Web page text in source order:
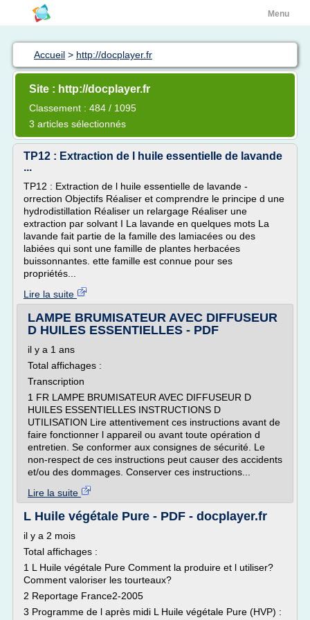
Menu
Accueil > http://docplayer.fr
Site : http://docplayer.fr
Classement : 484 / 1095
3 articles sélectionnés
TP12 : Extraction de l huile essentielle de lavande
...
TP12 : Extraction de l huile essentielle de lavande -
orrection Objectifs Réaliser et comprendre le principe d une
hydrodistillation Réaliser un relargage Réaliser une
extraction par solvant I La lavande en quelques mots La
lavande fait partie de la famille des lamiacées ou des
labiées qui sont une famille de plantes herbacées
buissonnantes. ette famille est connue pour ses
propriétés...
Lire la suite
LAMPE BRUMISATEUR AVEC DIFFUSEUR
D HUILES ESSENTIELLES - PDF
il y a 1 ans
Total affichages :
Transcription
1 FR LAMPE BRUMISATEUR AVEC DIFFUSEUR D
HUILES ESSENTIELLES INSTRUCTIONS D
UTILISATION Lire attentivement ces instructions avant de
faire fonctionner l appareil ou avant toute opération d
entretien. Se conformer aux consignes de sécurité. Le
non-respect de ces instructions peut causer des accidents
et/ou des dommages. Conserver ces instructions...
Lire la suite
L Huile végétale Pure - PDF - docplayer.fr
il y a 2 mois
Total affichages :
1 L Huile végétale Pure Comment la produire et l utiliser?
Comment valoriser les tourteaux?
2 Reportage France2-2005
3 Programme de l après midi L Huile végétale Pure (HVP) :